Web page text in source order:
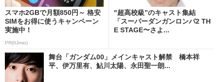
スマホ2GBで月額850円～ 格安
SIMをお得に使うキャンペーン
実施中！
PR(IIJmio)
"超高校級”のキャスト集結
「スーパーダンガンロンパ2 TH
E STAGE〜さよ...
舞台「ガンダム00」メインキャスト解禁 橋本祥
平、伊万里有、鮎川太陽、永田聖一朗...